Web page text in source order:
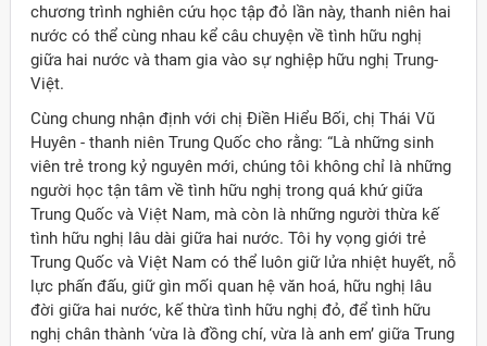
chương trình nghiên cứu học tập đỏ lần này, thanh niên hai
nước có thể cùng nhau kể câu chuyện về tình hữu nghị
giữa hai nước và tham gia vào sự nghiệp hữu nghị Trung-
Việt.
Cùng chung nhận định với chị Điền Hiểu Bối, chị Thái Vũ
Huyên - thanh niên Trung Quốc cho rằng: “Là những sinh
viên trẻ trong kỷ nguyên mới, chúng tôi không chỉ là những
người học tận tâm về tình hữu nghị trong quá khứ giữa
Trung Quốc và Việt Nam, mà còn là những người thừa kế
tình hữu nghị lâu dài giữa hai nước. Tôi hy vọng giới trẻ
Trung Quốc và Việt Nam có thể luôn giữ lửa nhiệt huyết, nỗ
lực phấn đấu, giữ gìn mối quan hệ văn hoá, hữu nghị lâu
đời giữa hai nước, kế thừa tình hữu nghị đỏ, để tình hữu
nghị chân thành ‘vừa là đồng chí, vừa là anh em’ giữa Trung